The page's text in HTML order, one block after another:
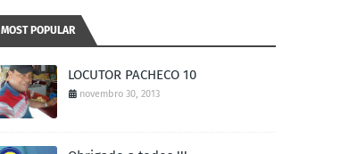
MOST POPULAR
LOCUTOR PACHECO 10
novembro 30, 2013